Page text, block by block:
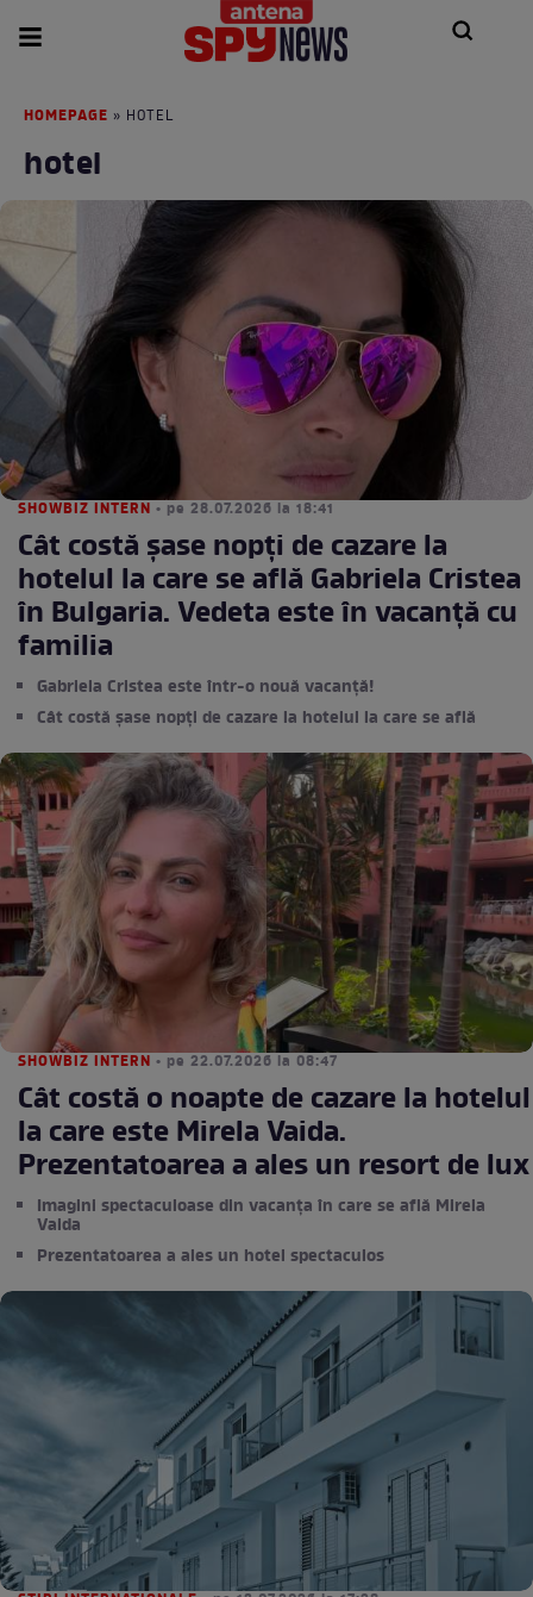
HOMEPAGE » HOTEL
hotel
SHOWBIZ INTERN • pe 28.07.2026 la 18:41
Cât costă șase nopți de cazare la
hotelul la care se află Gabriela Cristea
în Bulgaria. Vedeta este în vacanță cu
familia
Gabriela Cristea este într-o nouă vacanță!
Cât costă șase nopți de cazare la hotelul la care se află
SHOWBIZ INTERN • pe 22.07.2026 la 08:47
Cât costă o noapte de cazare la hotelul
la care este Mirela Vaida.
Prezentatoarea a ales un resort de lux
Imagini spectaculoase din vacanța în care se află Mirela
Vaida
Prezentatoarea a ales un hotel spectaculos